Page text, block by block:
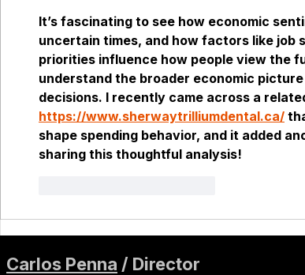
It’s fascinating to see how economic
uncertain times, and how factors like job
priorities influence how people view the
understand the broader economic
decisions. I recently came across a
https://www.sherwaytrilliumdental.ca/
shape spending behavior, and it added
sharing this thoughtful analysis!
Carlos Penna / Director